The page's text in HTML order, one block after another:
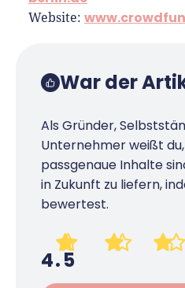
Website:
War der
Als Gründer,
Unternehmer weißt
passgenaue Inhalte
in Zukunft zu liefern,
bewertest.
4.5